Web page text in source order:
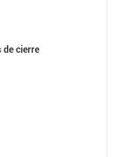
cierre